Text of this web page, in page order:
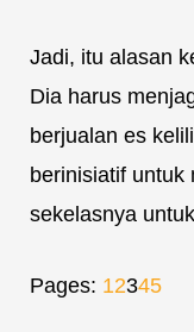
Jadi, itu alasan
Dia harus
berjualan es
berinisiatif untuk
sekelasnya
Pages: 12345